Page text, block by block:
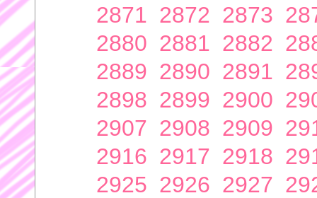
2871 2872 2873
2880 2881 2882
2889 2890 2891
2898 2899 2900
2907 2908 2909
2916 2917 2918
2925 2926 2927